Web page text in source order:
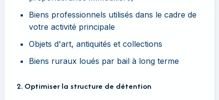
Biens professionnels utilisés dans le cadre de
votre activité principale
Objets d'art, antiquités et collections
Biens ruraux loués par bail à long terme
2. Optimiser la structure de détention